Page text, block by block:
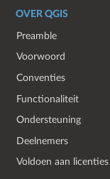
OVER QGIS
Preamble
Voorwoord
Conventies
Functionaliteit
Ondersteuning
Deelnemers
Voldoen aan licenties